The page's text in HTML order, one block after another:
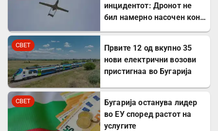
инцидентот: Дронот не
бил намерно насочен кон
СВЕТ
Првите 12 од вкупно 35
нови електрични возови
пристигнаа во Бугарија
СВЕТ
Бугарија останува лидер
во ЕУ според растот на
услугите